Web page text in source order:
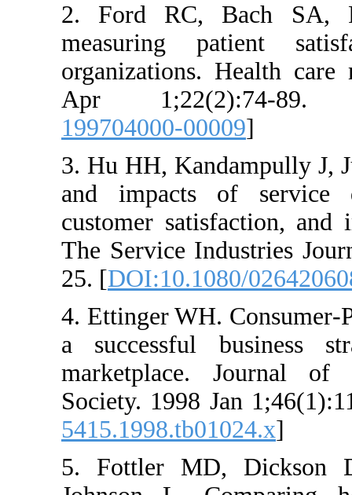
2. Ford RC,
measuring
organizations.
Apr
199704000-00009
3. Hu HH,
and impacts of
customer
The Service
25. [DOI:10.1080/
4. Ettinger WH.
a successful
marketplace.
Society. 1998 Jan
5. Fottler MD,